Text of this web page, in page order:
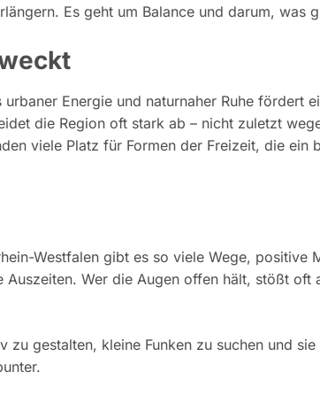
Es geht um Balance und darum, was
Energie und naturnaher Ruhe fördert
die Region oft stark ab – nicht zuletzt
viele Platz für Formen der Freizeit, die ein
Westfalen gibt es so viele Wege, positive
Wer die Augen offen hält, stößt oft
zu gestalten, kleine Funken zu suchen und